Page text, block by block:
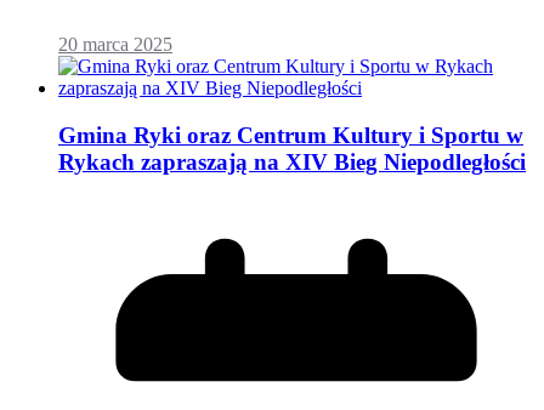
20 marca 2025
Gmina Ryki oraz Centrum Kultury i Sportu w
Rykach zapraszają na XIV Bieg Niepodległości